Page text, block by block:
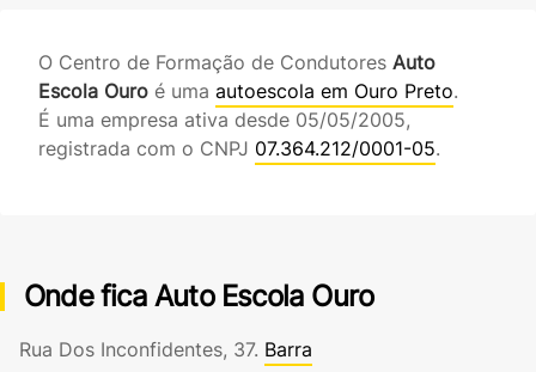
O Centro de Formação de Condutores Auto
Escola Ouro é uma autoescola em Ouro Preto.
É uma empresa ativa desde 05/05/2005,
registrada com o CNPJ 07.364.212/0001-05.
Onde fica Auto Escola Ouro
Rua Dos Inconfidentes, 37. Barra